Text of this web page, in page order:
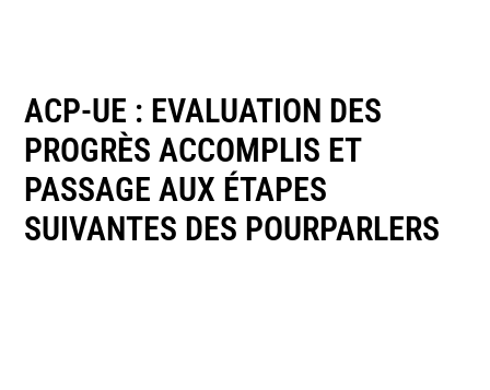
ACP-UE : EVALUATION DES
PROGRÈS ACCOMPLIS ET
PASSAGE AUX ÉTAPES
SUIVANTES DES POURPARLERS